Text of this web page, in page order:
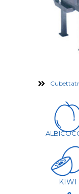
KIWI